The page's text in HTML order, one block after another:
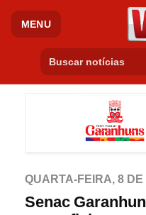
MENU
QUARTA-FEIRA, 8
Senac